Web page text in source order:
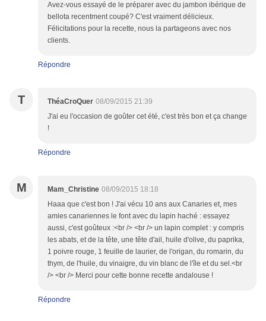
Avez-vous essayé de le préparer avec du jambon ibérique de
bellota recentment coupé? C'est vraiment délicieux.
Félicitations pour la recette, nous la partageons avec nos
clients.
Répondre
T ThéaCroQuer 08/09/2015 21:39
J'ai eu l'occasion de goûter cet été, c'est très bon et ça change
!
Répondre
M Mam_Christine 08/09/2015 18:18
Haaa que c'est bon ! J'ai vécu 10 ans aux Canaries et, mes
amies canariennes le font avec du lapin haché : essayez
aussi, c'est goûteux :<br /> <br /> un lapin complet : y compris
les abats, et de la tête, une tête d'ail, huile d'olive, du paprika,
1 poivre rouge, 1 feuille de laurier, de l'origan, du romarin, du
thym, de l'huile, du vinaigre, du vin blanc de l'île et du sel.<br
/> <br /> Merci pour cette bonne recette andalouse !
Répondre